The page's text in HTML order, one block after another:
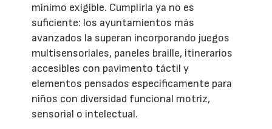
mínimo exigible. Cumplirla ya no es
suficiente: los ayuntamientos más
avanzados la superan incorporando juegos
multisensoriales, paneles braille, itinerarios
accesibles con pavimento táctil y
elementos pensados específicamente para
niños con diversidad funcional motriz,
sensorial o intelectual.